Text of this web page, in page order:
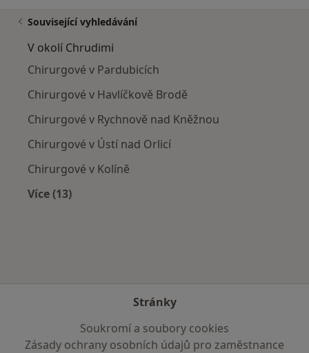
Související vyhledávání
V okolí Chrudimi
Chirurgové v Pardubicích
Chirurgové v Havlíčkově Brodě
Chirurgové v Rychnově nad Kněžnou
Chirurgové v Ústí nad Orlicí
Chirurgové v Kolíně
Více (13)
Stránky
Soukromí a soubory cookies
Zásady ochrany osobních údajů pro zaměstnance